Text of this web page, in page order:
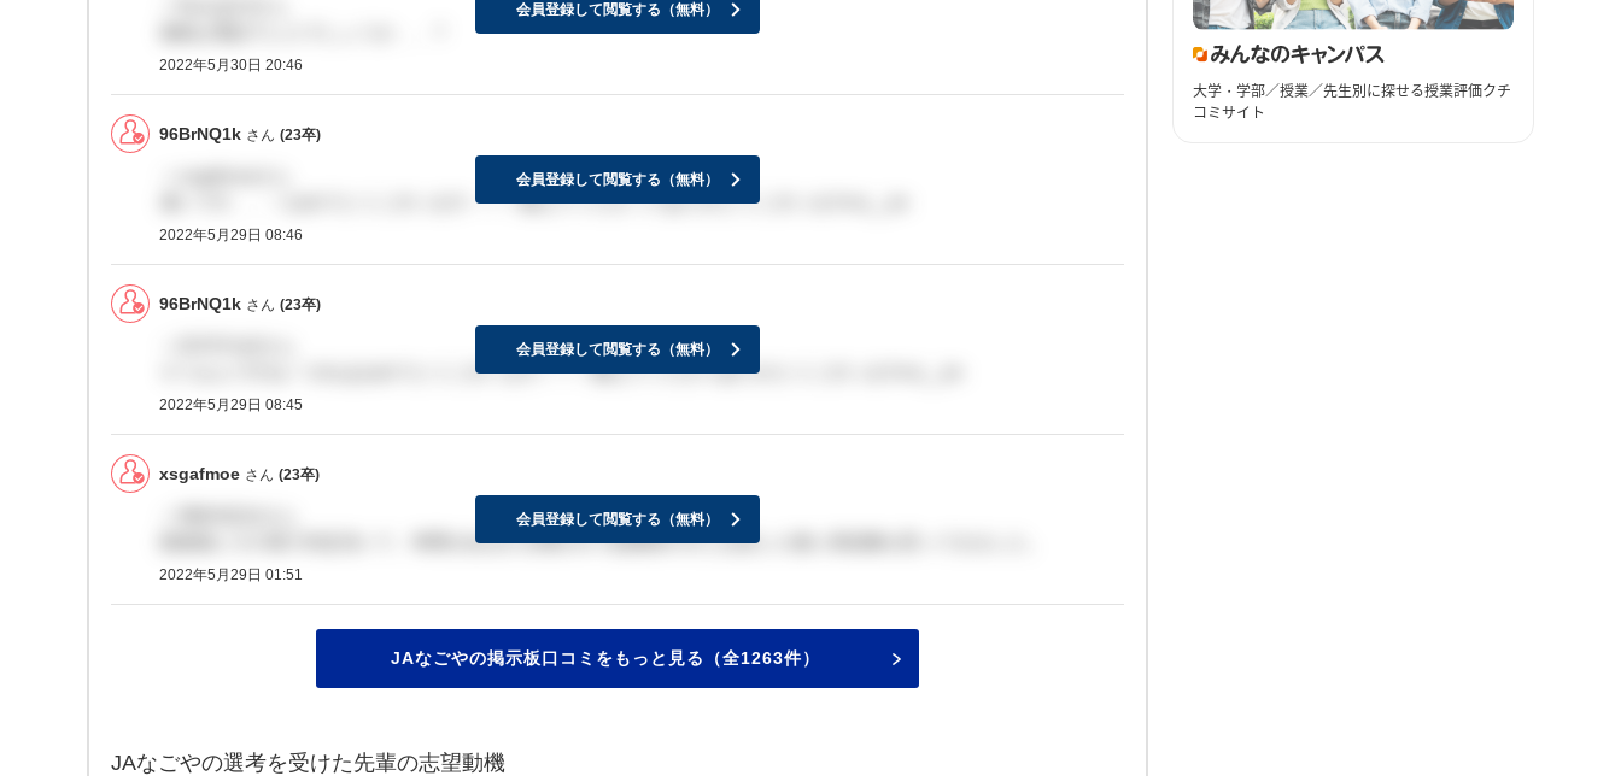
2022年5月30日 20:46
会員登録して閲覧する（無料）
96BrNQ1k さん (23卒)
凄いです、、！おめでとうございます～！！教えてくださってありがとうございますm(__)m
2022年5月29日 08:46
会員登録して閲覧する（無料）
96BrNQ1k さん (23卒)
そうなんですね！それはおめでとうございます！！！教えてくださりありがとうございますm(__)m
2022年5月29日 08:45
会員登録して閲覧する（無料）
xsgafmoe さん (23卒)
面接後にその場で内定頂いて、時間があるかを聞かれて総務部の方とお話した後に承諾書を貰ってきました。
2022年5月29日 01:51
会員登録して閲覧する（無料）
JAなごやの掲示板口コミをもっと見る（全1263件）
JAなごやの選考を受けた先輩の志望動機
大学・学部／授業／先生別に探せる授業評価クチ
コミサイト